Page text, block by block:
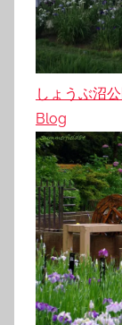
しょうぶ沼
Blog